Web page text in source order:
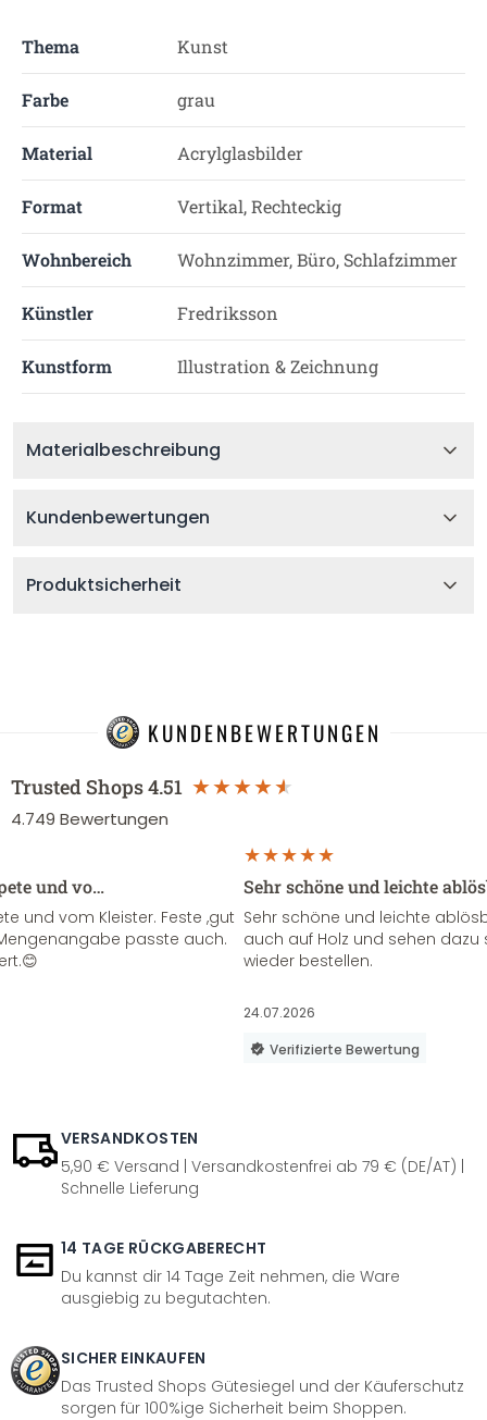
Thema Kunst
Farbe grau
Material Acrylglasbilder
Format Vertikal, Rechteckig
Wohnbereich Wohnzimmer, Büro, Schlafzimmer
Künstler Fredriksson
Kunstform Illustration & Zeichnung
Materialbeschreibung
Kundenbewertungen
Produktsicherheit
KUNDENBEWERTUNGEN
Trusted Shops4.51
4.749 Bewertungen
und vo…
und vom Kleister. Feste ,gut
passte auch.
Sehr schöne und leichte
Sehr schöne und leichte
auch auf Holz und sehen
wieder bestellen.
24.07.2026
Verifizierte Bewertung
VERSANDKOSTEN
5,90 € Versand | Versandkostenfrei ab 79 € (DE/AT) |
Schnelle Lieferung
14 TAGE RÜCKGABERECHT
Du kannst dir 14 Tage Zeit nehmen, die Ware
ausgiebig zu begutachten.
SICHER EINKAUFEN
Das Trusted Shops Gütesiegel und der Käuferschutz
sorgen für 100%ige Sicherheit beim Shoppen.